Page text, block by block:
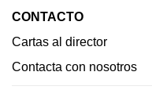
CONTACTO
Cartas al director
Contacta con nosotros